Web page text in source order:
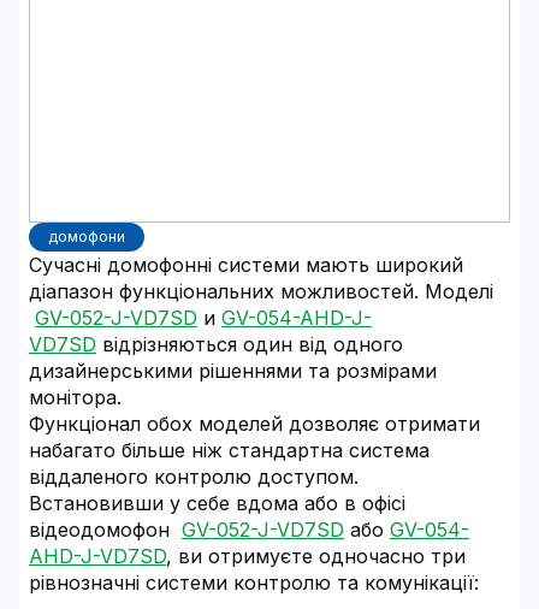
домофони
Сучасні домофонні системи мають широкий
діапазон функціональних можливостей. Моделі
GV-052-J-VD7SD и GV-054-AHD-J-
VD7SD відрізняються один від одного
дизайнерськими рішеннями та розмірами
монітора.
Функціонал обох моделей дозволяє отримати
набагато більше ніж стандартна система
віддаленого контролю доступом.
Встановивши у себе вдома або в офісі
відеодомофон GV-052-J-VD7SD або GV-054-
AHD-J-VD7SD, ви отримуєте одночасно три
рівнозначні системи контролю та комунікації: